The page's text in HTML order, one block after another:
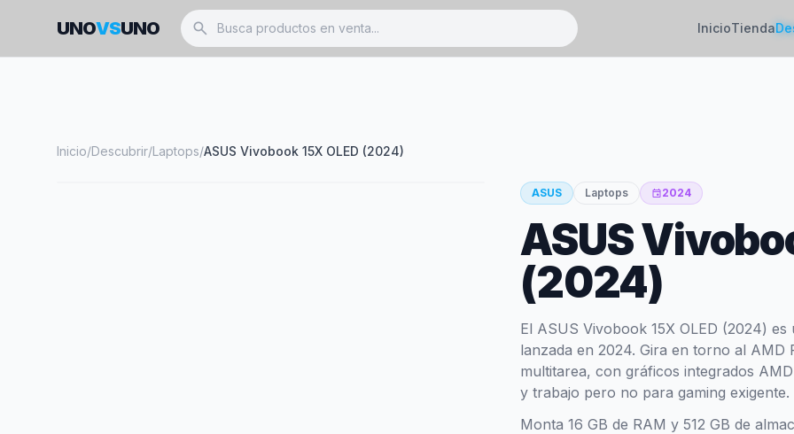
UNOVSUNO search InicioTienda
Inicio/Descubrir/Laptops/ASUS Vivobook 15X OLED (2024)
ASUS Laptops event2024
ASUS
(2024)
El ASUS Vivobook 15X OLED (2024)
lanzada en 2024. Gira en torno al
multitarea, con gráficos integrados
y trabajo pero no para gaming exigente.
Monta 16 GB de RAM y 512 GB de